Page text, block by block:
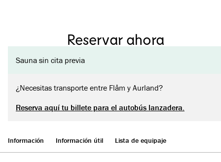
Reservar ahora
Sauna sin cita previa
¿Necesitas transporte entre Flåm y Aurland?
Reserva aquí tu billete para el autobús lanzadera.
Información Información útil Lista de equipaje